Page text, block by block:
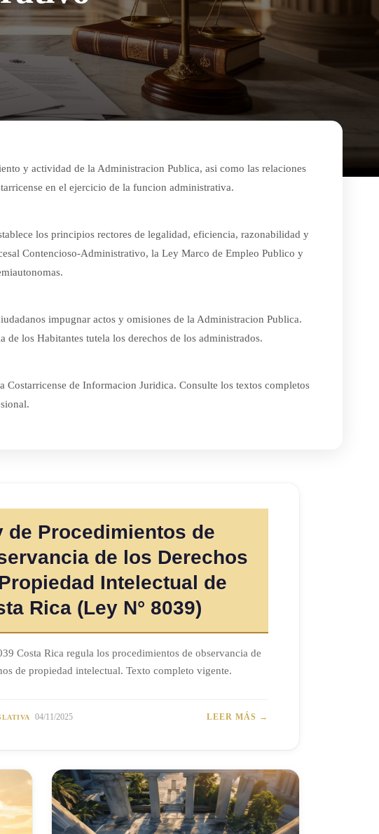
y actividad de la Administracion Publica, asi como las relaciones
en el ejercicio de la funcion administrativa.
los principios rectores de legalidad, eficiencia, razonabilidad y
Contencioso-Administrativo, la Ley Marco de Empleo Publico y
impugnar actos y omisiones de la Administracion Publica.
los Habitantes tutela los derechos de los administrados.
de Informacion Juridica. Consulte los textos completos
de Procedimientos de
de los Derechos
Intelectual de
Rica (Ley N° 8039)
Costa Rica regula los procedimientos de observancia de
de propiedad intelectual. Texto completo vigente.
04/11/2025 LEER MÁS →